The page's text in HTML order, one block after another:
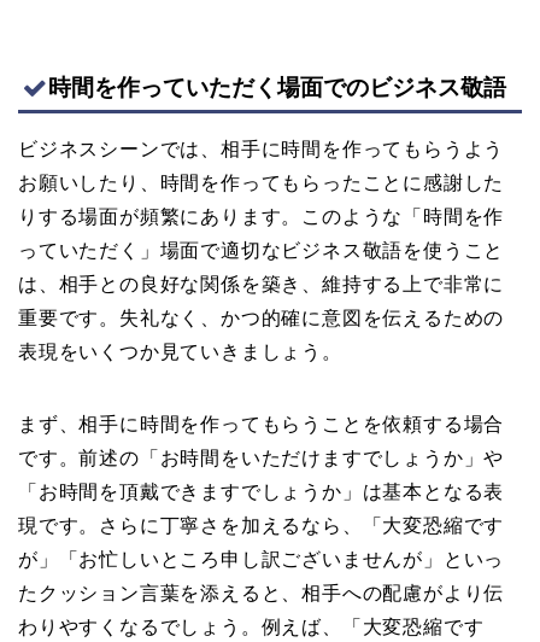
時間を作っていただく場面でのビジネス敬語
ビジネスシーンでは、相手に時間を作ってもらうよう
お願いしたり、時間を作ってもらったことに感謝した
りする場面が頻繁にあります。このような「時間を作
っていただく」場面で適切なビジネス敬語を使うこと
は、相手との良好な関係を築き、維持する上で非常に
重要です。失礼なく、かつ的確に意図を伝えるための
表現をいくつか見ていきましょう。
まず、相手に時間を作ってもらうことを依頼する場合
です。前述の「お時間をいただけますでしょうか」や
「お時間を頂戴できますでしょうか」は基本となる表
現です。さらに丁寧さを加えるなら、「大変恐縮です
が」「お忙しいところ申し訳ございませんが」といっ
たクッション言葉を添えると、相手への配慮がより伝
わりやすくなるでしょう。例えば、「大変恐縮です